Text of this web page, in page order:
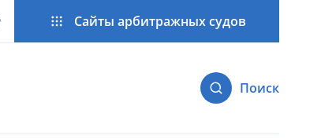
Сайты арбитражных судов
Поиск